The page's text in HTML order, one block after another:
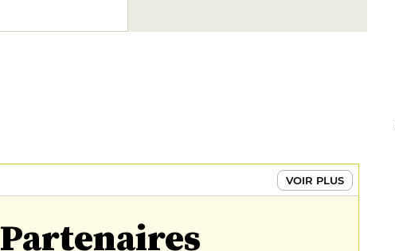
VOIR PLUS
Partenaires